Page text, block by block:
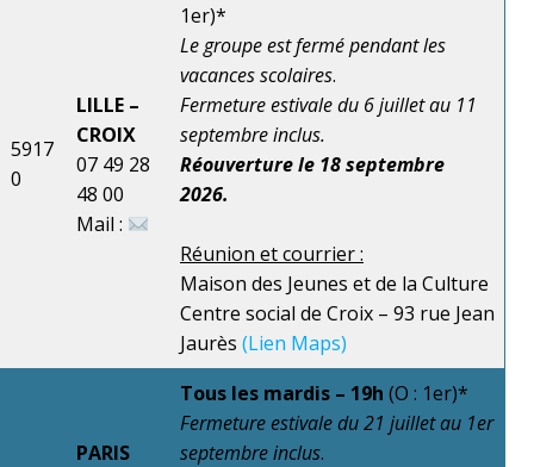
5917
0
LILLE –
CROIX
07 49 28
48 00
Mail :
1er)*
Le groupe est fermé pendant les
vacances scolaires.
Fermeture estivaledu 6 juillet au 11
septembre inclus.
Réouverturele 18 septembre
2026.
Réunion et courrier :
Maison des Jeunes et de la Culture
Centre social de Croix – 93 rue Jean
Jaurès (Lien Maps)
PARIS
Tous les mardis – 19h (O : 1er)*
Fermeture estivale du21 juillet au 1er
septembre inclus.